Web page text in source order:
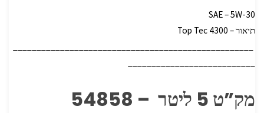
SAE – 5W-30
תיאור – Top Tec 4300
מק”ט 5 ליטר – 54858